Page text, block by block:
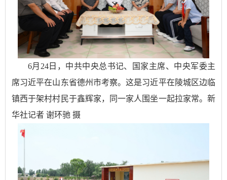
6月24日，中共中央总书记、国家主席、中央军委主
席习近平在山东省德州市考察。这是习近平在陵城区边临
镇西于架村村民于鑫辉家，同一家人围坐一起拉家常。新
华社记者 谢环驰 摄